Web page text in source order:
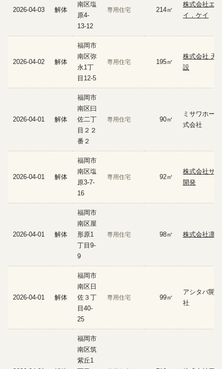
2026-04-03 解体
南区塩
原4-
13-12
専用住宅 214㎡
株式会社エ
イ．ケイ
2026-04-02 解体
福岡市
南区弥
永1丁
目12-5
専用住宅 195㎡
株式会社 天
設
2026-04-01 解体
福岡市
南区曰
佐二丁
目２２
番２
専用住宅 90㎡
ミサワホー
式会社
2026-04-01 解体
福岡市
南区塩
原3-7-
16
専用住宅 92㎡
株式会社サ
開発
2026-04-01 解体
福岡市
南区屋
形原1
丁目9-
9
専用住宅 98㎡ 株式会社凛
2026-04-01 解体
福岡市
南区日
佐３丁
目40-
25
専用住宅 99㎡
アシタバ開
社
福岡市
南区筑
紫丘1